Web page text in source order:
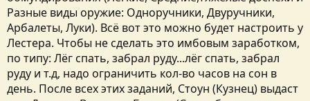
Разные виды оружие: Одноручники, Двуручники,
Арбалеты, Луки). Всё вот это можно будет настроить у
Лестера. Чтобы не сделать это имбовым заработком,
по типу: Лёг спать, забрал руду...лёг спать, забрал
руду и т.д, надо ограничить кол-во часов на сон в
день. После всех этих заданий, Стоун (Кузнец) выдаст